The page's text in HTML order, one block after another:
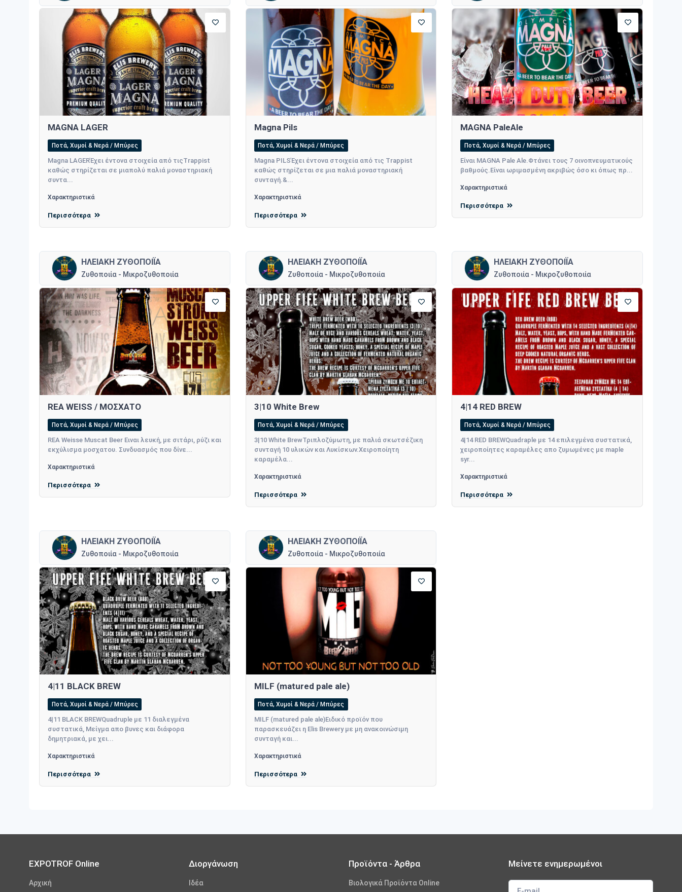
MAGNA LAGER
Ποτά, Χυμοί & Νερά / Μπύρες
Magna LAGERΈχει έντονα στοιχεία από τιςTrappist
καθώς στηρίζεται σε μιαπολύ παλιά μοναστηριακή
συντα...
Χαρακτηριστικά
Περισσότερα
Magna Pils
Ποτά, Χυμοί & Νερά / Μπύρες
Magna PILSΈχει έντονα στοιχεία από τις Trappist
καθώς στηρίζεται σε μια παλιά μοναστηριακή
συνταγή.&...
Χαρακτηριστικά
Περισσότερα
MAGNA PaleAle
Ποτά, Χυμοί & Νερά / Μπύρες
Είναι MAGNA Pale Ale.Φτάνει τους 7 οινοπνευματικούς
βαθμούς.Είναι ωριμασμένη ακριβώς όσο κι όπως πρ...
Χαρακτηριστικά
Περισσότερα
ΗΛΕΙΑΚΗ ΖΥΘΟΠΟΙΪΑ
Ζυθοποιία - Μικροζυθοποιία
REA WEISS / ΜΟΣΧΑΤΟ
Ποτά, Χυμοί & Νερά / Μπύρες
REA Weisse Muscat Beer Ειναι λευκή, με σιτάρι, ρύζι και
εκχύλισμα μοσχατου. Συνδυασμός που δίνε...
Χαρακτηριστικά
Περισσότερα
ΗΛΕΙΑΚΗ ΖΥΘΟΠΟΙΪΑ
Ζυθοποιία - Μικροζυθοποιία
3|10 White Brew
Ποτά, Χυμοί & Νερά / Μπύρες
3|10 White BrewΤριπλοζύμωτη, με παλιά σκωτσέζικη
συνταγή 10 υλικών και Λυκίσκων.Χειροποίητη
καραμέλα...
Χαρακτηριστικά
Περισσότερα
ΗΛΕΙΑΚΗ ΖΥΘΟΠΟΙΪΑ
Ζυθοποιία - Μικροζυθοποιία
4|14 RED BREW
Ποτά, Χυμοί & Νερά / Μπύρες
4|14 RED BREWQuadraple με 14 επιλεγμένα συστατικά,
χειροποίητες καραμέλες απο ζυμωμένες με maple
syr...
Χαρακτηριστικά
Περισσότερα
ΗΛΕΙΑΚΗ ΖΥΘΟΠΟΙΪΑ
Ζυθοποιία - Μικροζυθοποιία
4|11 BLACK BREW
Ποτά, Χυμοί & Νερά / Μπύρες
4|11 BLACK BREWQuadruple με 11 διαλεγμένα
συστατικά, Μείγμα απο βυνες και διάφορα
δημητριακά, με χει...
Χαρακτηριστικά
Περισσότερα
ΗΛΕΙΑΚΗ ΖΥΘΟΠΟΙΪΑ
Ζυθοποιία - Μικροζυθοποιία
MILF (matured pale ale)
Ποτά, Χυμοί & Νερά / Μπύρες
MILF (matured pale ale)Ειδικό προϊόν που
παρασκευάζει η Elis Brewery με μη ανακοινώσιμη
συνταγή και...
Χαρακτηριστικά
Περισσότερα
EXPOTROF Online
Αρχική
Διοργάνωση
Iδέα
Προϊόντα - Άρθρα
Βιολογικά Προϊόντα Online
Μείνετε ενημερωμένοι